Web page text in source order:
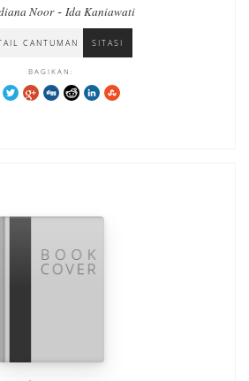
Noor- Ida Kaniawati
CANTUMAN SITASI
BAGIKAN: